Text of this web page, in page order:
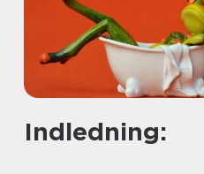
Indledning: